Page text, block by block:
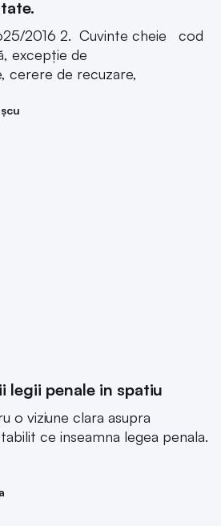
2016 2. Cuvinte cheie cod
excepție de
cerere de recuzare,
legii penale in spatiu
o viziune clara asupra
ce inseamna legea penala.